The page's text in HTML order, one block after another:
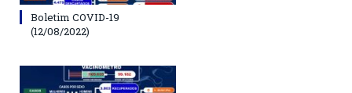
Boletim COVID-19
(12/08/2022)